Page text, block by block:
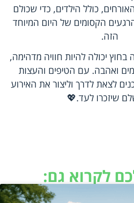
כולל הילדים, כדי שכולם
הקסומים של היום המיוחד
הזה.
יכולה להיות חוויה מדהימה,
ואהבה. עם הטיפים והעצות
לצאת לדרך וליצור את האירוע
שיזכרו לעד.💖
לקרוא גם: